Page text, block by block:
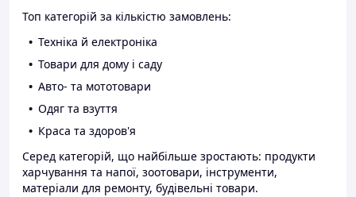
Топ категорій за кількістю замовлень:
Техніка й електроніка
Товари для дому і саду
Авто- та мототовари
Одяг та взуття
Краса та здоров'я
Серед категорій, що найбільше зростають: продукти
харчування та напої, зоотовари, інструменти,
матеріали для ремонту, будівельні товари.